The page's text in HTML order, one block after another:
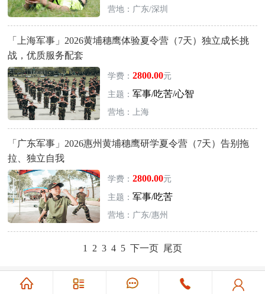
营地：广东/深圳
「上海军事」2026黄埔穗鹰体验夏令营（7天）独立成长挑
战，优质服务配套
学费： 2800.00元
主题： 军事/吃苦/心智
营地：上海
「广东军事」2026惠州黄埔穗鹰研学夏令营（7天）告别拖
拉、独立自我
学费： 2800.00元
主题： 军事/吃苦
营地：广东/惠州
1 2 3 4 5 下一页 尾页
Copyright @ 2026 www.letaohuo.com